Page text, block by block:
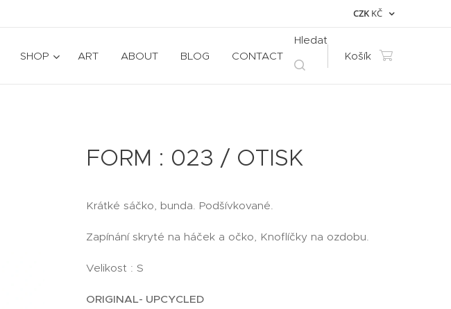
CZK KČ
SHOP ART ABOUT BLOG CONTACT
Hledat
Košík
FORM : 023 / OTISK
Krátké sáčko, bunda. Podšívkované.
Zapínání skryté na háček a očko, Knoflíčky na ozdobu.
Velikost : S
ORIGINAL- UPCYCLED